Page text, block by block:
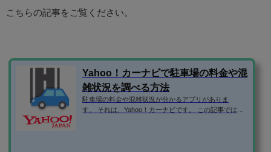
こちらの記事をご覧ください。
Yahoo！カーナビで駐車場の料金や混
雑状況を調べる方法
駐車場の料金や混雑状況が分かるアプリがありま
す。 それは、Yahoo！カーナビです。 この記事では、Y